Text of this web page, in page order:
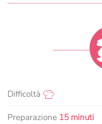
Difficoltà
Preparazione 15 minuti